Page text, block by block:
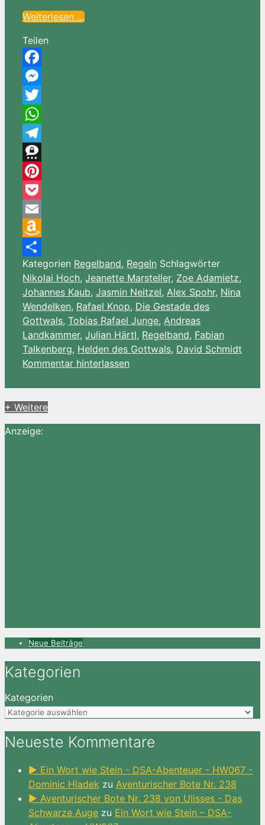
Weiterlesen …
Teilen
Facebook
Messenger
Twitter
WhatsApp
Telegram
Threema
Pinterest
Pocket
Email
Amazon
Wish
List
Teilen
Kategorien Regelband, Regeln Schlagwörter
Nikolai Hoch, Jeanette Marsteller, Zoe Adamietz,
Johannes Kaub, Jasmin Neitzel, Alex Spohr, Nina
Wendelken, Rafael Knop, Die Gestade des
Gottwals, Tobias Rafael Junge, Andreas
Landkammer, Julian Härtl, Regelband, Fabian
Talkenberg, Helden des Gottwals, David Schmidt
Kommentar hinterlassen
+ Weitere
Anzeige:
Neue Beiträge
Kategorien
Kategorien
Neueste Kommentare
► Ein Wort wie Stein - DSA-Abenteuer - HW067 -
Dominic Hladek zu Aventurischer Bote Nr. 238
► Aventurischer Bote Nr. 238 von Ulisses - Das
Schwarze Auge zu Ein Wort wie Stein – DSA-